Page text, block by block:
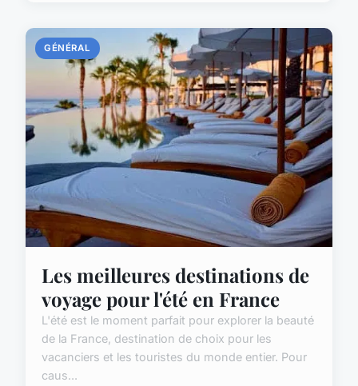
GÉNÉRAL
Les meilleures destinations de
voyage pour l'été en France
L'été est le moment parfait pour explorer la beauté
de la France, destination de choix pour les
vacanciers et les touristes du monde entier. Pour
caus...